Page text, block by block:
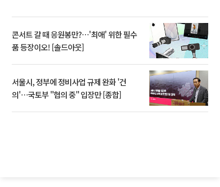
콘서트 갈 때 응원봉만?⋯'최애' 위한 필수
품 등장이오! [솔드아웃]
서울시, 정부에 정비사업 규제 완화 '건
의'⋯국토부 "협의 중" 입장만 [종합]